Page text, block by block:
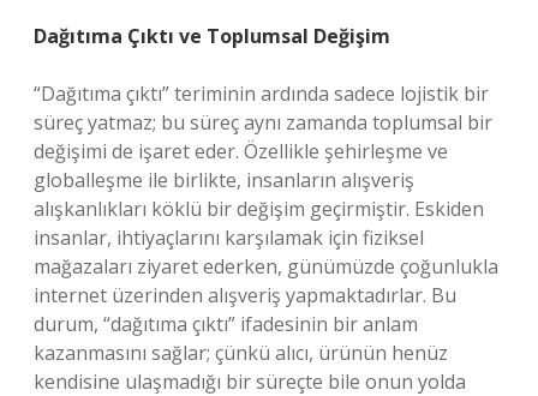
Dağıtıma Çıktı ve Toplumsal Değişim
“Dağıtıma çıktı” teriminin ardında sadece lojistik bir
süreç yatmaz; bu süreç aynı zamanda toplumsal bir
değişimi de işaret eder. Özellikle şehirleşme ve
globalleşme ile birlikte, insanların alışveriş
alışkanlıkları köklü bir değişim geçirmiştir. Eskiden
insanlar, ihtiyaçlarını karşılamak için fiziksel
mağazaları ziyaret ederken, günümüzde çoğunlukla
internet üzerinden alışveriş yapmaktadırlar. Bu
durum, “dağıtıma çıktı” ifadesinin bir anlam
kazanmasını sağlar; çünkü alıcı, ürünün henüz
kendisine ulaşmadığı bir süreçte bile onun yolda